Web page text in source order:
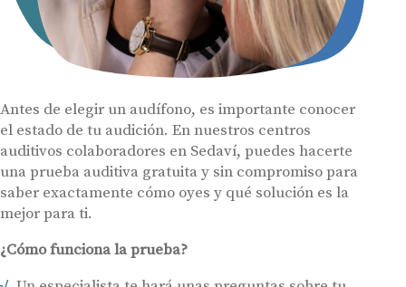
Antes de elegir un audífono, es importante conocer
el estado de tu audición. En nuestros centros
auditivos colaboradores en Sedaví, puedes hacerte
una prueba auditiva gratuita y sin compromiso para
saber exactamente cómo oyes y qué solución es la
mejor para ti.
¿Cómo funciona la prueba?